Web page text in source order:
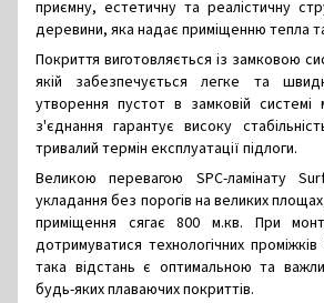
приємну, естетичну та реалістичну
деревини, яка надає приміщенню тепла
Покриття виготовляється із замковою
якій забезпечується легке та
утворення пустот в замковій системі
з'єднання гарантує високу
тривалий термін експлуатації підлоги.
Великою перевагою SPC-ламінату
укладання без порогів на великих
приміщення сягає 800 м.кв. При
дотримуватися технологічних
така відстань є оптимальною та
будь-яких плаваючих покриттів.